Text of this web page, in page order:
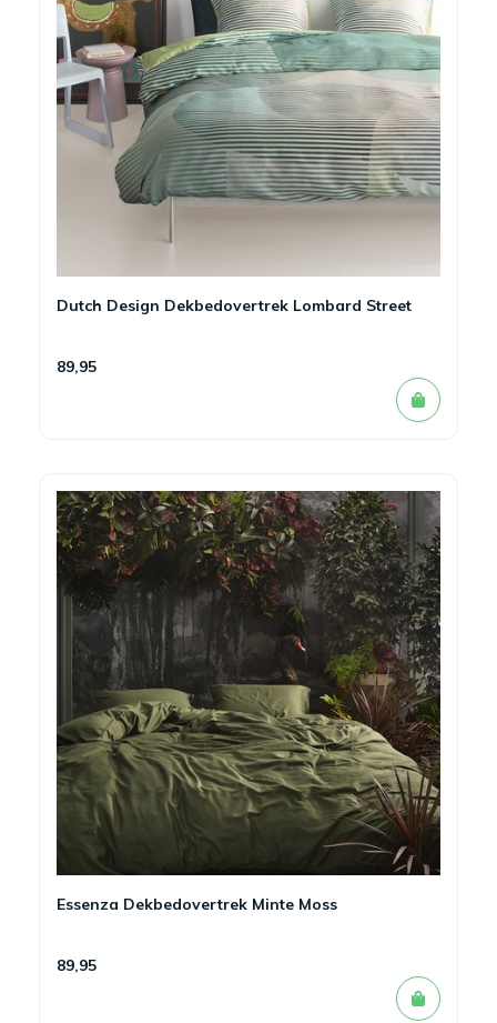
Dutch Design Dekbedovertrek Lombard Street
89,95
Essenza Dekbedovertrek Minte Moss
89,95